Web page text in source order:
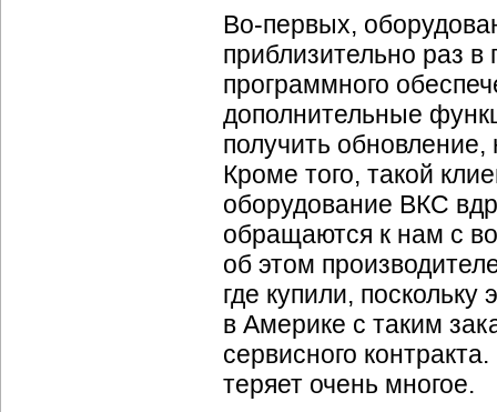
Во-первых,
приблизительно раз в
программного
дополнительные
получить
Кроме того, такой
оборудование ВКС
обращаются к нам с
об этом
где купили,
в Америке с таким
сервисного
теряет очень многое.